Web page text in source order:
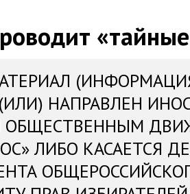
НАПРАВЛЕН
ЛИБО КАСАЕТСЯ